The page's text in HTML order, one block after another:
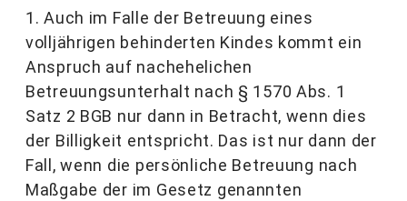
1. Auch im Falle der Betreuung eines
volljährigen behinderten Kindes kommt ein
Anspruch auf nachehelichen
Betreuungsunterhalt nach § 1570 Abs. 1
Satz 2 BGB nur dann in Betracht, wenn dies
der Billigkeit entspricht. Das ist nur dann der
Fall, wenn die persönliche Betreuung nach
Maßgabe der im Gesetz genannten